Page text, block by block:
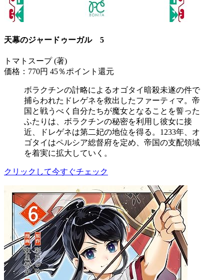
天幕のジャードゥーガル 5
トマトスープ (著)
価格：770円 45％ポイント還元
ボラクチンの計略によるオゴタイ暗殺未遂の件で
捕らわれたドレゲネを救出したファーティマ。帝
国と戦うべく自分たちが魔女となることを誓った
ふたりは、ボラクチンの秘密を利用し彼女に接
近、ドレゲネは第二妃の地位を得る。1233年、オ
ゴタイはペルシア総督府を定め、帝国の支配領域
を着実に拡大していく。
クリックして今すぐチェック